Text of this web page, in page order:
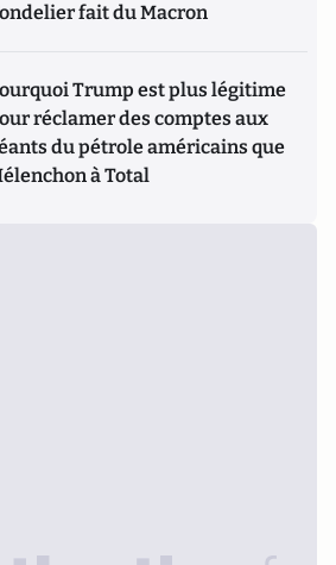
fait du Macron
Trump est plus légitime
réclamer des comptes aux
du pétrole américains que
à Total